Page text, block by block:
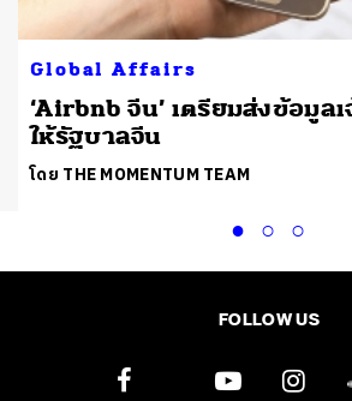
Global Affairs
‘Airbnb จีน’ เตรียมส่งข้อมูล
ให้รัฐบาลจีน
โดย THE MOMENTUM TEAM
FOLLOW US